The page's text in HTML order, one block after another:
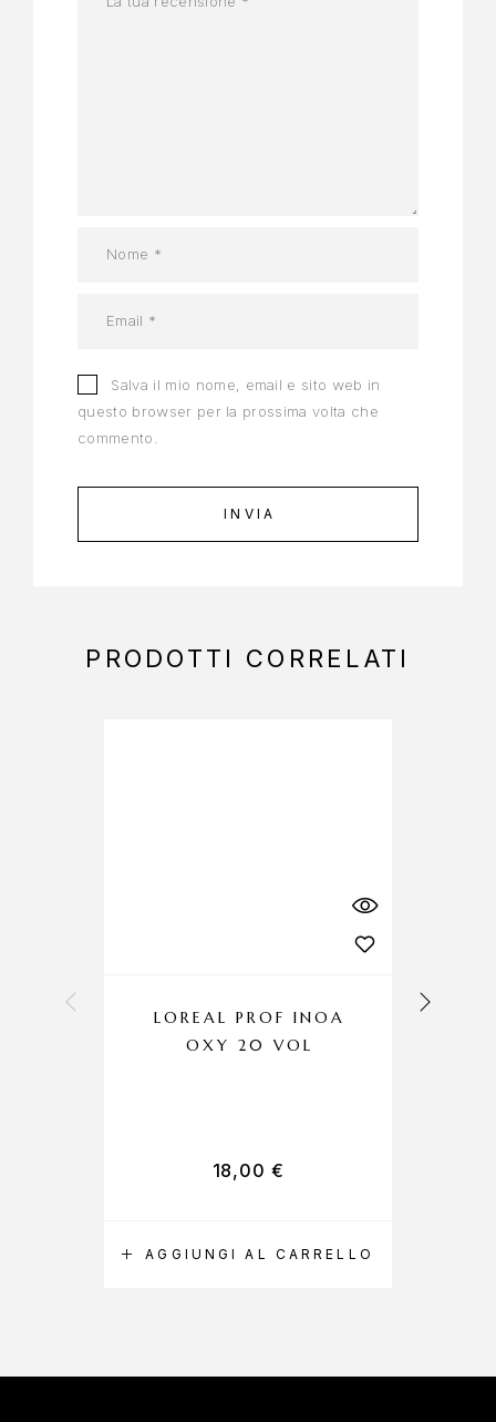
Salva il mio nome, email e sito web in
questo browser per la prossima volta che
commento.
PRODOTTI CORRELATI
AGGIUNGI AL CARRELLO
LOREAL PROF INOA
OXY 20 VOL
18,00 €